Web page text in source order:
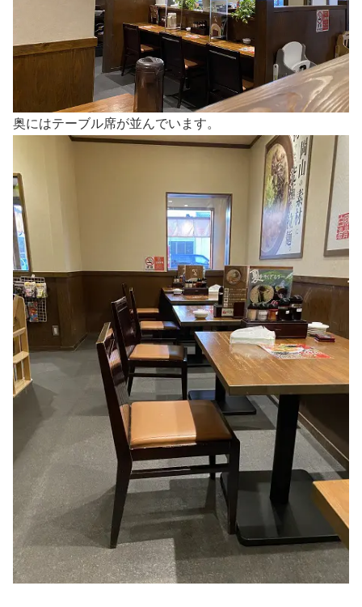
奥にはテーブル席が並んでいます。